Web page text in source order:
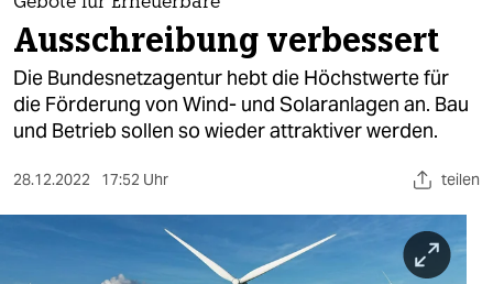
politik
öko
Ausschreibung verbessert
Die Bundesnetzagentur hebt die Höchstwerte für
die Förderung von Wind- und Solaranlagen an. Bau
und Betrieb sollen so wieder attraktiver werden.
28.12.2022 17:52 Uhr teilen